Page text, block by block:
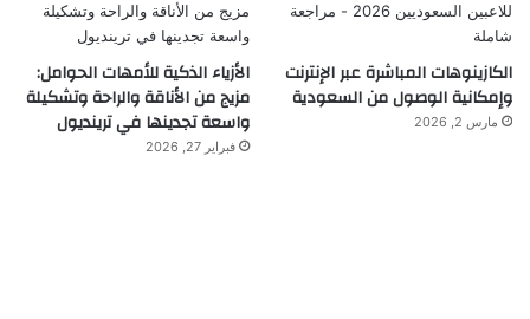
الكازينوهات المباشرة عبر الإنترنت
وإمكانية الوصول من السعودية
مارس 2, 2026
الأزياء الذكية للأمهات الحوامل:
مزيج من الأناقة والراحة وتشكيلة
واسعة تجدينها في ترينديول
فبراير 27, 2026